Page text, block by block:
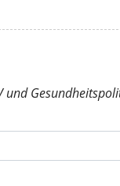
und